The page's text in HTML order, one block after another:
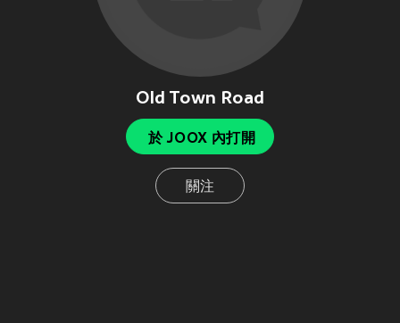
Old Town Road
於 JOOX 內打開
關注